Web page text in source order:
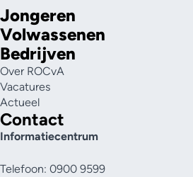
Jongeren
Volwassenen
Bedrijven
Over ROCvA
Vacatures
Actueel
Contact
Informatiecentrum
Telefoon: 0900 9599